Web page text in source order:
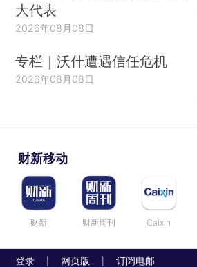
大代表
2026年08月08日
专栏｜沃什遭遇信任危机
2026年08月08日
财新移动
财新 财新周刊 Caixin
登录 网页版 订阅电邮